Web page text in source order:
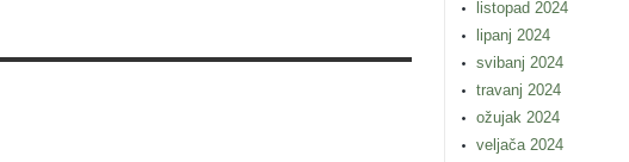
listopad 2024
lipanj 2024
svibanj 2024
travanj 2024
ožujak 2024
veljača 2024